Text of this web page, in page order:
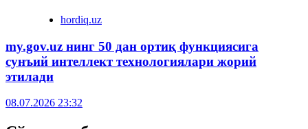
hordiq.uz
my.gov.uz нинг 50 дан ортиқ функциясига
сунъий интеллект технологиялари жорий
этилади
08.07.2026 23:32